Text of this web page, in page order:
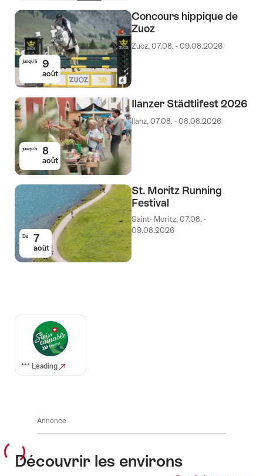
jusqu’à 9
août
Concours hippique de
Zuoz
Zuoz, 07.08. - 09.08.2026
jusqu’à 8
août
Ilanzer Städtlifest 2026
Ilanz, 07.08. - 08.08.2026
De 7
août
St. Moritz Running
Festival
Saint- Moritz, 07.08. -
09.08.2026
Auszeichnungen
*** Leading
Annonce
Découvrir les environs